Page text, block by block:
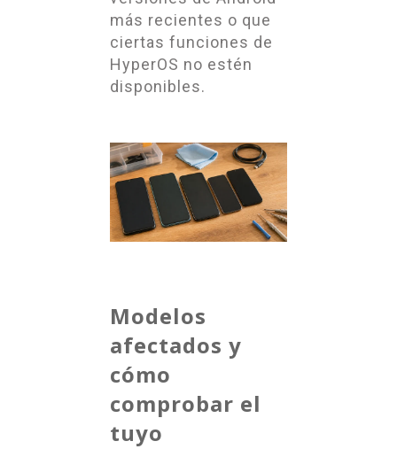
más recientes o que
ciertas funciones de
HyperOS no estén
disponibles.
Modelos
afectados y
cómo
comprobar el
tuyo